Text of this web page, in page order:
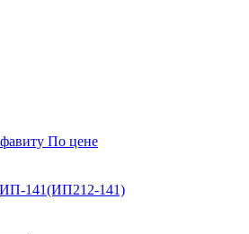
По цене
141(ИП212-141)